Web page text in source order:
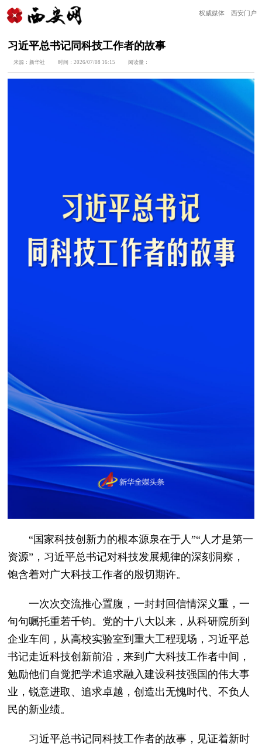
权威媒体 西安门户
习近平总书记同科技工作者的故事
来源：新华社 时间：2026/07/08 16:15 阅读量：
“国家科技创新力的根本源泉在于人”“人才是第一
资源”，习近平总书记对科技发展规律的深刻洞察，
饱含着对广大科技工作者的殷切期许。
一次次交流推心置腹，一封封回信情深义重，一
句句嘱托重若千钧。党的十八大以来，从科研院所到
企业车间，从高校实验室到重大工程现场，习近平总
书记走近科技创新前沿，来到广大科技工作者中间，
勉励他们自觉把学术追求融入建设科技强国的伟大事
业，锐意进取、追求卓越，创造出无愧时代、不负人
民的新业绩。
习近平总书记同科技工作者的故事，见证着新时